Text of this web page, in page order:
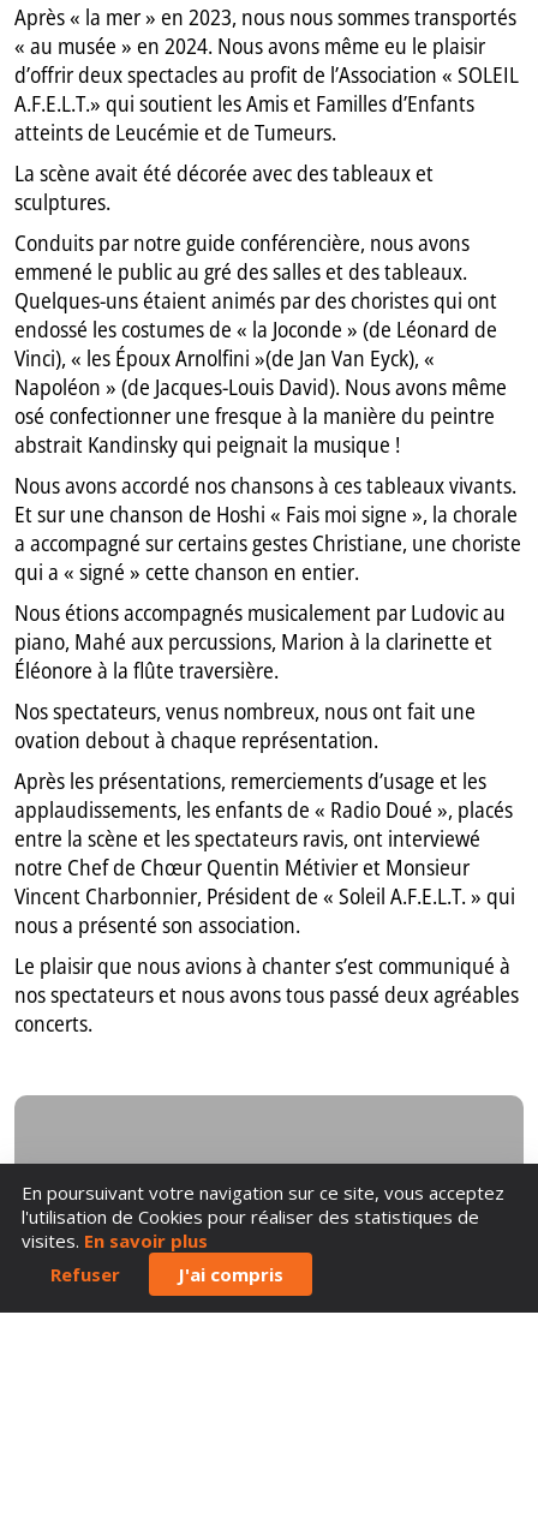
Après « la mer » en 2023, nous nous sommes transportés
« au musée » en 2024. Nous avons même eu le plaisir
d’offrir deux spectacles au profit de l’Association « SOLEIL
A.F.E.L.T.» qui soutient les Amis et Familles d’Enfants
atteints de Leucémie et de Tumeurs.
La scène avait été décorée avec des tableaux et
sculptures.
Conduits par notre guide conférencière, nous avons
emmené le public au gré des salles et des tableaux.
Quelques-uns étaient animés par des choristes qui ont
endossé les costumes de « la Joconde » (de Léonard de
Vinci), « les Époux Arnolfini »(de Jan Van Eyck), «
Napoléon » (de Jacques-Louis David). Nous avons même
osé confectionner une fresque à la manière du peintre
abstrait Kandinsky qui peignait la musique !
Nous avons accordé nos chansons à ces tableaux vivants.
Et sur une chanson de Hoshi « Fais moi signe », la chorale
a accompagné sur certains gestes Christiane, une choriste
qui a « signé » cette chanson en entier.
Nous étions accompagnés musicalement par Ludovic au
piano, Mahé aux percussions, Marion à la clarinette et
Éléonore à la flûte traversière.
Nos spectateurs, venus nombreux, nous ont fait une
ovation debout à chaque représentation.
Après les présentations, remerciements d’usage et les
applaudissements, les enfants de « Radio Doué », placés
entre la scène et les spectateurs ravis, ont interviewé
notre Chef de Chœur Quentin Métivier et Monsieur
Vincent Charbonnier, Président de « Soleil A.F.E.L.T. » qui
nous a présenté son association.
Le plaisir que nous avions à chanter s’est communiqué à
nos spectateurs et nous avons tous passé deux agréables
concerts.
En poursuivant votre navigation sur ce site, vous acceptez
l'utilisation de Cookies pour réaliser des statistiques de
visites. En savoir plus
Refuser
J'ai compris